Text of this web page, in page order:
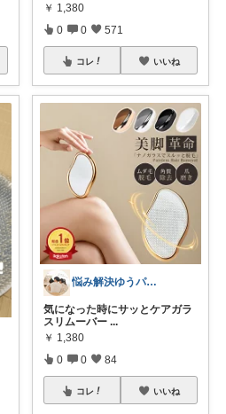
￥ 1,380
0 0 571
コレ いいね
悩み解決ゆうパパroom
気になった時にサッとケアガラ
スリムーバー ...
￥ 1,380
0 0 84
コレ いいね